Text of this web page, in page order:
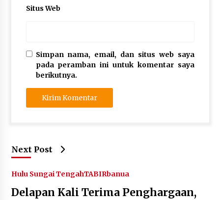
Situs Web
Simpan nama, email, dan situs web saya
pada peramban ini untuk komentar saya
berikutnya.
Next Post
Hulu Sungai TengahTABIRbanua
Delapan Kali Terima Penghargaan,